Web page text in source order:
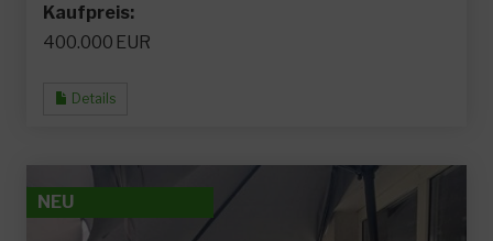
Kaufpreis:
400.000 EUR
Details
NEU